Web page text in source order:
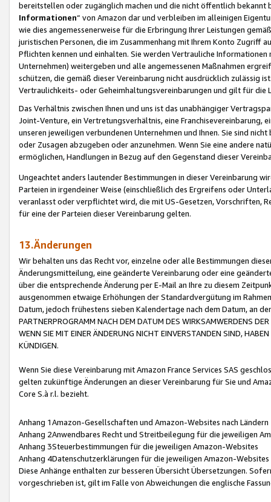
bereitstellen oder zugänglich machen und die nicht öffentlich
Informationen“ von Amazon dar und verbleiben im alleinigen
wie dies angemessenerweise für die Erbringung Ihrer Leistungen
juristischen Personen, die im Zusammenhang mit Ihrem Konto
Pflichten kennen und einhalten. Sie werden Vertrauliche
Unternehmen) weitergeben und alle angemessenen Maßnahmen
schützen, die gemäß dieser Vereinbarung nicht ausdrücklich zulässig
Vertraulichkeits- oder Geheimhaltungsvereinbarungen und gilt für die
Das Verhältnis zwischen Ihnen und uns ist das unabhängiger
Joint-Venture, ein Vertretungsverhältnis, eine Franchisevereinbarung,
unseren jeweiligen verbundenen Unternehmen und Ihnen. Sie sind
oder Zusagen abzugeben oder anzunehmen. Wenn Sie eine andere
ermöglichen, Handlungen in Bezug auf den Gegenstand dieser
Ungeachtet anders lautender Bestimmungen in dieser Vereinbarung
Parteien in irgendeiner Weise (einschließlich des Ergreifens oder
veranlasst oder verpflichtet wird, die mit US-Gesetzen, Vorschriften,
für eine der Parteien dieser Vereinbarung gelten.
13.Änderungen
Wir behalten uns das Recht vor, einzelne oder alle Bestimmungen
Änderungsmitteilung, eine geänderte Vereinbarung oder eine
über die entsprechende Änderung per E-Mail an Ihre zu diesem
ausgenommen etwaige Erhöhungen der Standardvergütung im
Datum, jedoch frühestens sieben Kalendertage nach dem Datum, an
PARTNERPROGRAMM NACH DEM DATUM DES WIRKSAMWERDENS
WENN SIE MIT EINER ÄNDERUNG NICHT EINVERSTANDEN SIND,
KÜNDIGEN.
Wenn Sie diese Vereinbarung mit Amazon France Services SAS
gelten zukünftige Änderungen an dieser Vereinbarung für Sie und
Core S.à r.l. bezieht.
Anhang 1Amazon-Gesellschaften und Amazon-Websites nach Ländern
Anhang 2Anwendbares Recht und Streitbeilegung für die jeweiligen
Anhang 3Steuerbestimmungen für die jeweiligen Amazon-Websites
Anhang 4Datenschutzerklärungen für die jeweiligen Amazon-Websites
Diese Anhänge enthalten zur besseren Übersicht Übersetzungen.
vorgeschrieben ist, gilt im Falle von Abweichungen die englische